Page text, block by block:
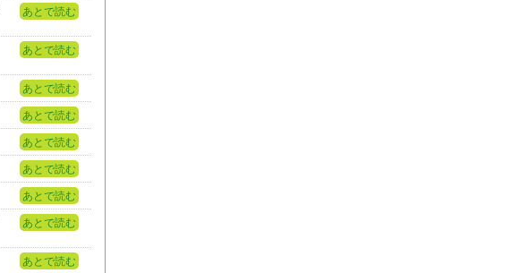
あとで読む
あとで読む
あとで読む
あとで読む
あとで読む
あとで読む
あとで読む
あとで読む
あとで読む